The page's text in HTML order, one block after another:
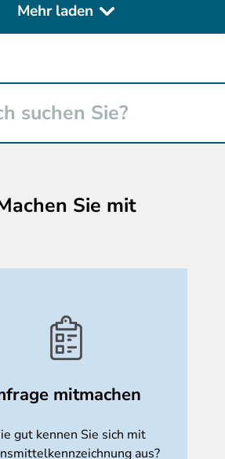
Mehr laden
Sie mit
mitmachen
gut kennen Sie sich mit
aus?